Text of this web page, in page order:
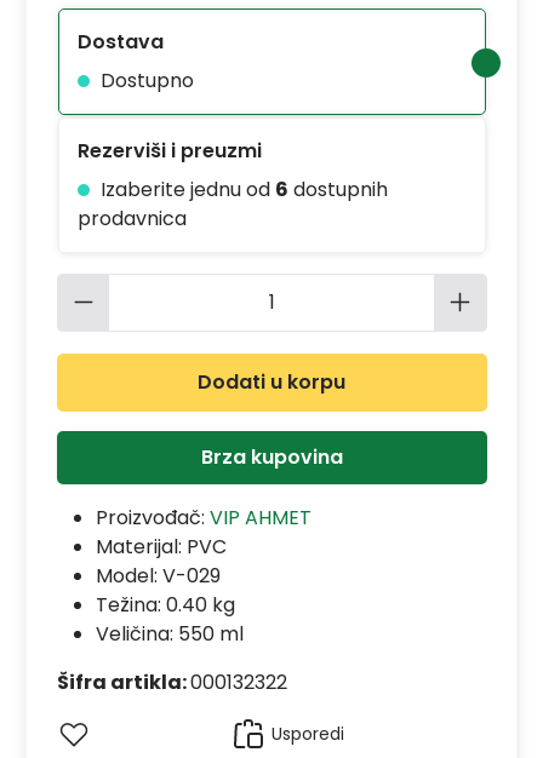
Dostava
Dostupno
Rezerviši i preuzmi
Izaberite jednu od 6 dostupnih
prodavnica
Količina proizvoda: Unesite
Dodati u korpu
Brza kupovina
Proizvođač: VIP AHMET
Materijal: PVC
Model: V-029
Težina: 0.40 kg
Veličina: 550 ml
Šifra artikla:000132322
Usporedi